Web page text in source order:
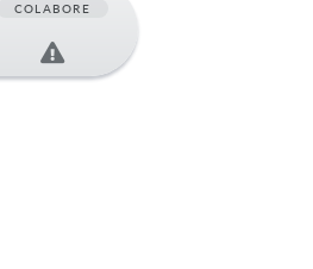
COLABORE